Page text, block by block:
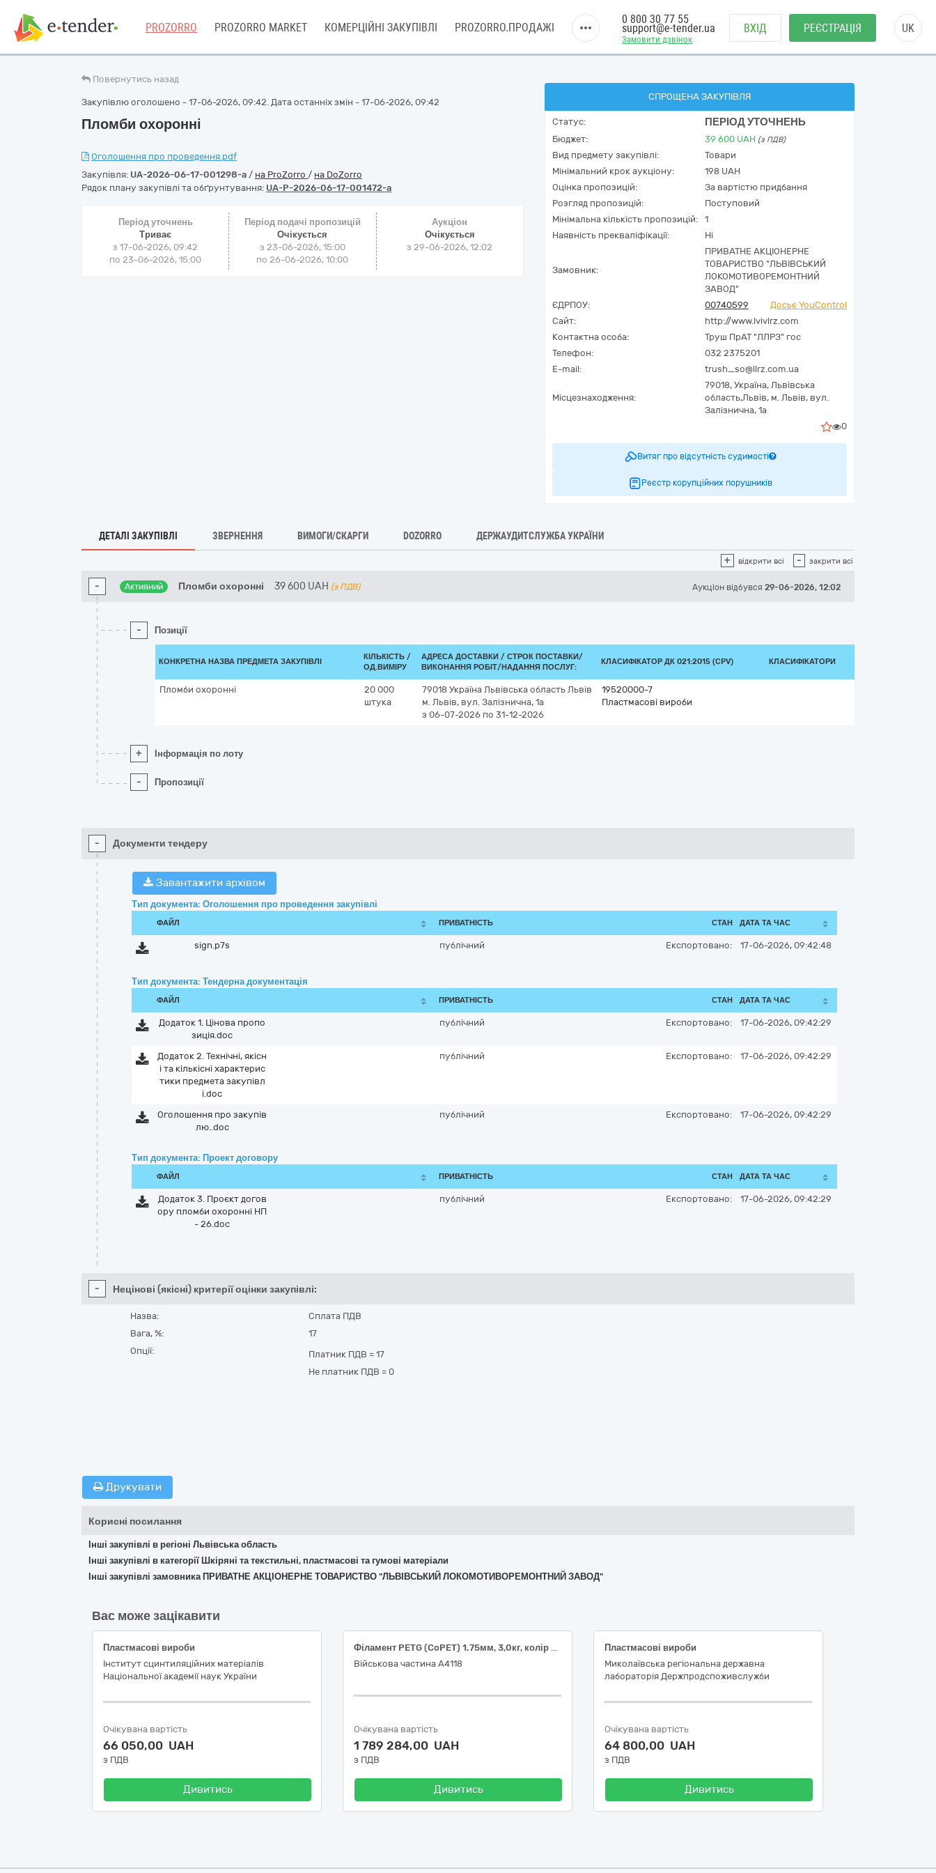
PROZORRO PROZORRO MARKET КОМЕРЦІЙНІ ЗАКУПІВЛІ PROZORRO.ПРОДАЖІ
Замовити дзвінок
0 800 30 77 55
support@e-tender.ua ВХІД РЕЄСТРАЦІЯ UK
Повернутись назад
Закупівлю оголошено - 17-06-2026, 09:42. Дата останніх змін - 17-06-2026, 09:42
Пломби охоронні
Оголошення про проведення.pdf
Закупівля: UA-2026-06-17-001298-a / на ProZorro / на DoZorro
Рядок плану закупівлі та обґрунтування: UA-P-2026-06-17-001472-a
Період уточнень
Триває
з 17-06-2026, 09:42
по 23-06-2026, 15:00
Період подачі пропозицій
Очікується
з 23-06-2026, 15:00
по 26-06-2026, 10:00
Аукціон
Очікується
з29-06-2026, 12:02
СПРОЩЕНА ЗАКУПІВЛЯ
Статус: ПЕРІОД УТОЧНЕНЬ
Бюджет: 39 600 UAH (з ПДВ)
Вид предмету закупівлі:
Товари
Мінімальний крок аукціону:
198 UAH
Оцінка пропозицій:
За вартістю придбання
Розгляд пропозицій:
Поступовий
Мінімальна кількість пропозицій:
1
Наявність прекваліфікації:
Ні
Замовник:
ПРИВАТНЕ АКЦІОНЕРНЕ
ТОВАРИСТВО "ЛЬВІВСЬКИЙ
ЛОКОМОТИВОРЕМОНТНИЙ
ЗАВОД"
ЄДРПОУ:
00740599
Досьє YouControl
Сайт:
http://www.lvivlrz.com
Контактна особа:
Труш ПрАТ "ЛЛРЗ" гос
Телефон:
032 2375201
E-mail:
trush_so@llrz.com.ua
Місцезнаходження:
79018, Україна, Львівська
область,Львів, м. Львів, вул.
Залізнична, 1а
0
Витяг про відсутність судимості
Реєстр корупційних порушників
ДЕТАЛІ ЗАКУПІВЛІ ЗВЕРНЕННЯ ВИМОГИ/СКАРГИ DOZORRO ДЕРЖАУДИТСЛУЖБА УКРАЇНИ
+ відкрити всі - закрити всі
- Активний Пломби охоронні 39 600 UAH (з ПДВ) Аукціон відбувся 29-06-2026, 12:02
- Позиції
КОНКРЕТНА НАЗВА ПРЕДМЕТА ЗАКУПІВЛІ
КІЛЬКІСТЬ /
ОД.ВИМІРУ
АДРЕСА ДОСТАВКИ / СТРОК ПОСТАВКИ/
ВИКОНАННЯ РОБІТ/НАДАННЯ ПОСЛУГ:
КЛАСИФІКАТОР ДК 021:2015 (CPV) КЛАСИФІКАТОРИ
Пломби охоронні
20 000
штука
79018 Україна Львівська область Львів
м. Львів, вул. Залізнична, 1а
з 06-07-2026 по 31-12-2026
19520000-7
Пластмасові вироби
+ Інформація по лоту
- Пропозиції
- Документи тендеру
Завантажити архівом
Тип документа: Оголошення про проведення закупівлі
ФАЙЛ ПРИВАТНІСТЬ СТАН ДАТА ТА ЧАС
sign.p7s публічний Експортовано: 17-06-2026, 09:42:48
Тип документа: Тендерна документація
ФАЙЛ ПРИВАТНІСТЬ СТАН ДАТА ТА ЧАС
Додаток 1. Цінова пропо
зиція.doc
публічний Експортовано: 17-06-2026, 09:42:29
Додаток 2. Технічні, якісн
і та кількісні характерис
тики предмета закупівл
і.doc
публічний Експортовано: 17-06-2026, 09:42:29
Оголошення про закупів
лю..doc
публічний Експортовано: 17-06-2026, 09:42:29
Тип документа: Проект договору
ФАЙЛ ПРИВАТНІСТЬ СТАН ДАТА ТА ЧАС
Додаток 3. Проєкт догов
ору пломби охоронні НП
- 26.doc
публічний Експортовано: 17-06-2026, 09:42:29
- Нецінові (якісні) критерії оцінки закупівлі:
Назва:
Сплата ПДВ
Вага, %:
17
Опції:
Платник ПДВ = 17
Не платник ПДВ = 0
Друкувати
Корисні посилання
Інші закупівлі в регіоні Львівська область
Інші закупівлі в категорії Шкіряні та текстильні, пластмасові та гумові матеріали
Інші закупівлі замовника ПРИВАТНЕ АКЦІОНЕРНЕ ТОВАРИСТВО "ЛЬВІВСЬКИЙ ЛОКОМОТИВОРЕМОНТНИЙ ЗАВОД"
Вас може зацікавити
Пластмасові вироби
Інститут сцинтиляційних матеріалів
Національної академії наук України
Очікувана вартість
66 050,00 UAH
з ПДВ
Дивитись
Філамент PETG (CoPET) 1.75мм, 3,0кг, колір Койот
Військова частина А4118
Очікувана вартість
1 789 284,00 UAH
з ПДВ
Дивитись
Пластмасові вироби
Миколаївська регіональна державна
лабораторія Держпродспоживслужби
Очікувана вартість
64 800,00 UAH
з ПДВ
Дивитись